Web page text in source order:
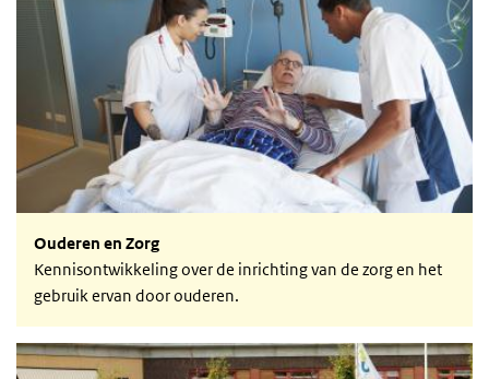
Ouderen en Zorg
Kennisontwikkeling over de inrichting van de zorg en het
gebruik ervan door ouderen.
Kwetsbare ouderen